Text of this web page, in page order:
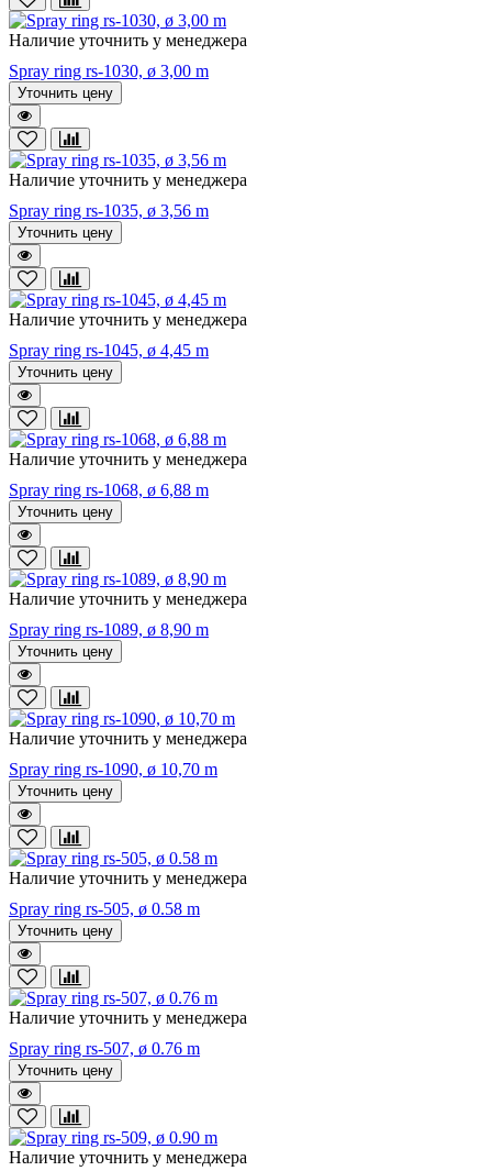
Наличие уточнить у менеджера
Spray ring rs-1030, ø 3,00 m
Уточнить цену
Наличие уточнить у менеджера
Spray ring rs-1035, ø 3,56 m
Уточнить цену
Наличие уточнить у менеджера
Spray ring rs-1045, ø 4,45 m
Уточнить цену
Наличие уточнить у менеджера
Spray ring rs-1068, ø 6,88 m
Уточнить цену
Наличие уточнить у менеджера
Spray ring rs-1089, ø 8,90 m
Уточнить цену
Наличие уточнить у менеджера
Spray ring rs-1090, ø 10,70 m
Уточнить цену
Наличие уточнить у менеджера
Spray ring rs-505, ø 0.58 m
Уточнить цену
Наличие уточнить у менеджера
Spray ring rs-507, ø 0.76 m
Уточнить цену
Наличие уточнить у менеджера